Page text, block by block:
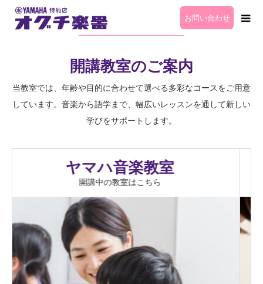
お問い合わせ
開講教室のご案内
当教室では、年齢や目的に合わせて選べる多彩なコースをご用意
しています。音楽から語学まで、幅広いレッスンを通して新しい
学びをサポートします。
ヤマハ英語教室
開講中の教室はこちら